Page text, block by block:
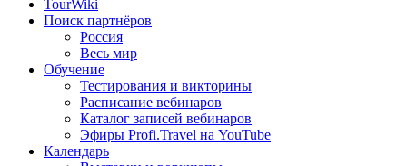
TourWiki
Поиск партнёров
Россия
Весь мир
Обучение
Тестирования и викторины
Расписание вебинаров
Каталог записей вебинаров
Эфиры Profi.Travel на YouTube
Календарь